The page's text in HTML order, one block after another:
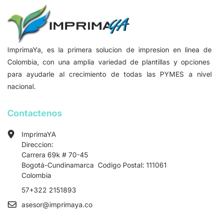
ImprimaYa, es la primera solucion de impresion en linea de
Colombia, con una amplia variedad de plantillas y opciones
para ayudarle al crecimiento de todas las PYMES a nivel
nacional.
Contactenos
ImprimaYA
Direccion:
Carrera 69k # 70-45
Bogotá-Cundinamarca Codigo Postal: 111061
Colombia
57+322 2151893
asesor@imprimaya.co